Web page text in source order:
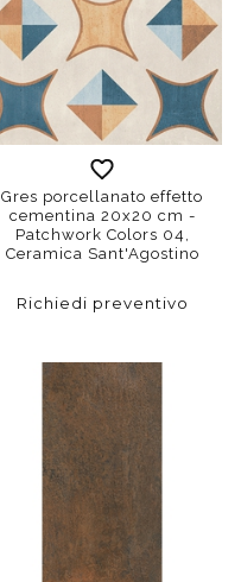
Gres porcellanato effetto
cementina 20x20 cm -
Patchwork Colors 04,
Ceramica Sant'Agostino
Richiedi preventivo